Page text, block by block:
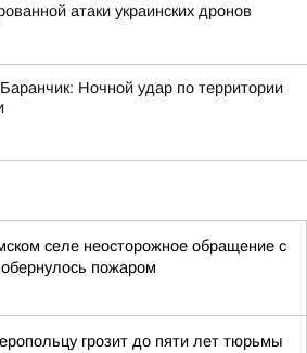
атаки украинских дронов
Ночной удар по территории
селе неосторожное обращение с
пожаром
грозит до пяти лет тюрьмы